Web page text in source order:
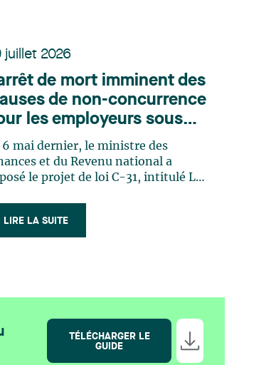
TÉLÉCHARGER LE
GUIDE
juillet 2026
de mort imminent des
de non-concurrence
les employeurs sous
fédérale
6 mai dernier, le ministre des
et du Revenu national a
le projet de loi C-31, intitulé Loi
le 4 novembre 20251. Ce
de loi propose des modifications
LIRE LA SUITE